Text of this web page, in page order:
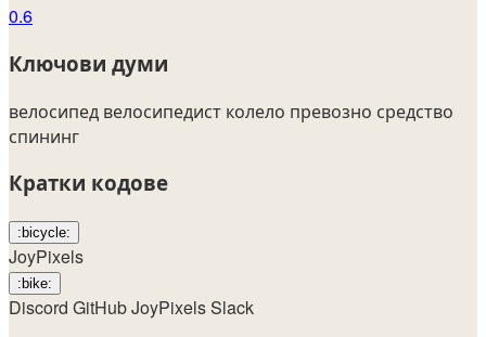
0.6
Ключови думи
велосипед велосипедист колело превозно средство
спининг
Кратки кодове
:bicycle:
JoyPixels
:bike:
Discord GitHubJoyPixelsSlack